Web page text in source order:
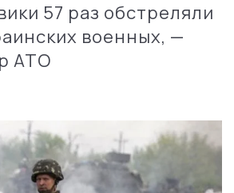
57 раз обстреляли
военных, —
АТО